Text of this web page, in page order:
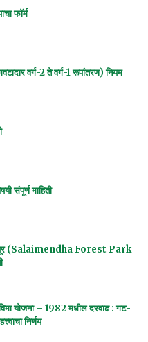
फॉर्म
वर्ग-2 ते वर्ग-1 रूपांतरण) नियम
संपूर्ण माहिती
(Salaimendha Forest Park
योजना – 1982 मधील दरवाढ : गट-
निर्णय